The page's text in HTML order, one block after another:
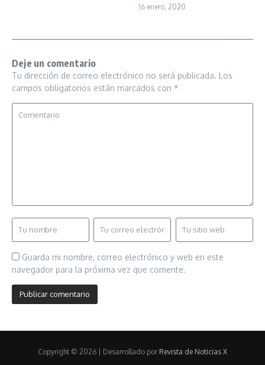
16 enero, 2020
Deje un comentario
Tu dirección de correo electrónico no será publicada. Los
campos obligatorios están marcados con *
Guarda mi nombre, correo electrónico y web en este
navegador para la próxima vez que comente.
Copyright © 2026 | Desarrollado por Revista de Noticias X